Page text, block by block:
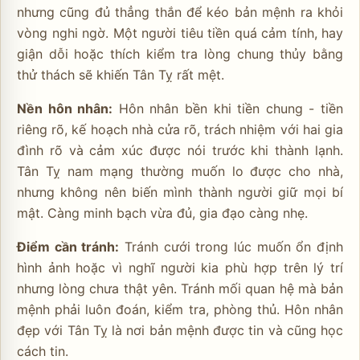
nhưng cũng đủ thẳng thắn để kéo bản mệnh ra khỏi
vòng nghi ngờ. Một người tiêu tiền quá cảm tính, hay
giận dỗi hoặc thích kiểm tra lòng chung thủy bằng
thử thách sẽ khiến Tân Tỵ rất mệt.
Nền hôn nhân: Hôn nhân bền khi tiền chung - tiền
riêng rõ, kế hoạch nhà cửa rõ, trách nhiệm với hai gia
đình rõ và cảm xúc được nói trước khi thành lạnh.
Tân Tỵ nam mạng thường muốn lo được cho nhà,
nhưng không nên biến mình thành người giữ mọi bí
mật. Càng minh bạch vừa đủ, gia đạo càng nhẹ.
Điểm cần tránh: Tránh cưới trong lúc muốn ổn định
hình ảnh hoặc vì nghĩ người kia phù hợp trên lý trí
nhưng lòng chưa thật yên. Tránh mối quan hệ mà bản
mệnh phải luôn đoán, kiểm tra, phòng thủ. Hôn nhân
đẹp với Tân Tỵ là nơi bản mệnh được tin và cũng học
cách tin.